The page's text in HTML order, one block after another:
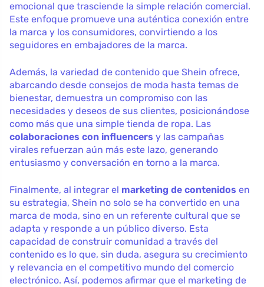
emocional que trasciende la simple relación comercial.
Este enfoque promueve una auténtica conexión entre
la marca y los consumidores, convirtiendo a los
seguidores en embajadores de la marca.
Además, la variedad de contenido que Shein ofrece,
abarcando desde consejos de moda hasta temas de
bienestar, demuestra un compromiso con las
necesidades y deseos de sus clientes, posicionándose
como más que una simple tienda de ropa. Las
colaboraciones con influencers y las campañas
virales refuerzan aún más este lazo, generando
entusiasmo y conversación en torno a la marca.
Finalmente, al integrar el marketing de contenidos en
su estrategia, Shein no solo se ha convertido en una
marca de moda, sino en un referente cultural que se
adapta y responde a un público diverso. Esta
capacidad de construir comunidad a través del
contenido es lo que, sin duda, asegura su crecimiento
y relevancia en el competitivo mundo del comercio
electrónico. Así, podemos afirmar que el marketing de